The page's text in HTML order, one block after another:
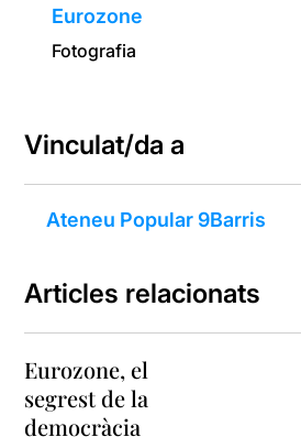
Eurozone
Fotografia
Vinculat/da a
Ateneu Popular 9Barris
Articles relacionats
Eurozone, el
segrest de la
democràcia